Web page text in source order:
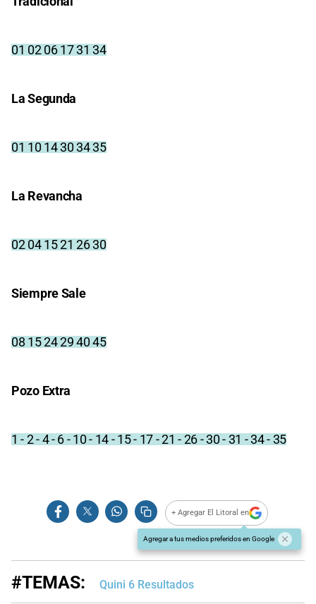
01 02 06 17 31 34
La Segunda
01 10 14 30 34 35
La Revancha
02 04 15 21 26 30
Siempre Sale
08 15 24 29 40 45
Pozo Extra
1 - 2 - 4 - 6 - 10 - 14 - 15 - 17 - 21 - 26 - 30 - 31 - 34 - 35
+ Agregar El Litoral en
Agregar a tus medios preferidos en Google
#TEMAS: Quini 6 Resultados